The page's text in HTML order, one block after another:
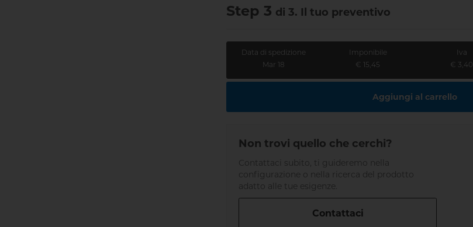
Step 3 di 3. Il tuo preventivo
Data di spedizione
Mar 18
Imponibile
€ 15,45
Iva
€ 3,40
Aggiungi al carrello
Non trovi quello che cerchi?
Contattaci subito, ti guideremo nella
configurazione o nella ricerca del prodotto
adatto alle tue esigenze.
Contattaci